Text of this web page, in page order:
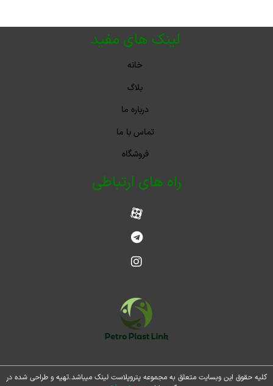
لینک های مفید
درباره ما
تماس با ما
فروشگاه
راه های ارتباطی
این وبسایت متعلق به مجموعه پتروپلاست لینک میباشد.تهیه و طراحی شده در